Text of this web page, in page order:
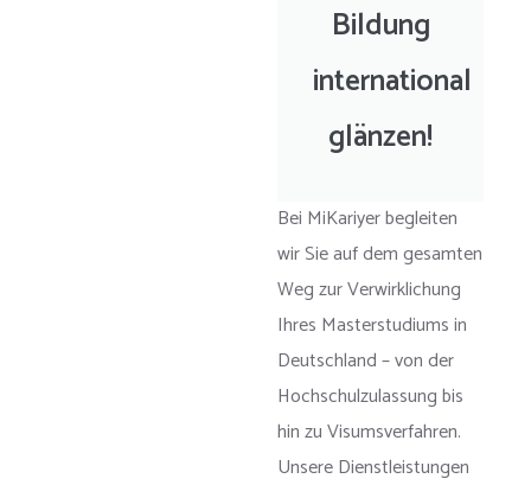
Bildung
international
glänzen!
Bei MiKariyer begleiten
wir Sie auf dem gesamten
Weg zur Verwirklichung
Ihres Masterstudiums in
Deutschland – von der
Hochschulzulassung bis
hin zu Visumsverfahren.
Unsere Dienstleistungen